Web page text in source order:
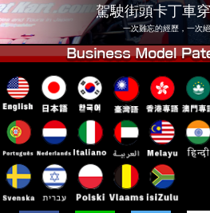
東京 淺草
沖繩
駕駛街頭卡丁車
一次難忘的經歷，一次絕